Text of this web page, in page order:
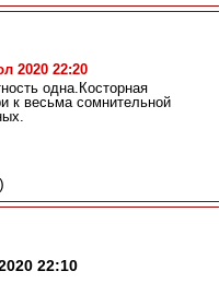
2020 22:20
одна.Косторная
к весьма сомнительной
22:10